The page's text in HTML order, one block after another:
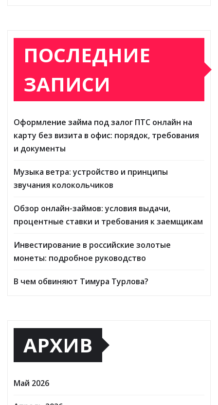
ПОСЛЕДНИЕ
ЗАПИСИ
Оформление займа под залог ПТС онлайн на
карту без визита в офис: порядок, требования
и документы
Музыка ветра: устройство и принципы
звучания колокольчиков
Обзор онлайн-займов: условия выдачи,
процентные ставки и требования к заемщикам
Инвестирование в российские золотые
монеты: подробное руководство
В чем обвиняют Тимура Турлова?
АРХИВ
Май 2026